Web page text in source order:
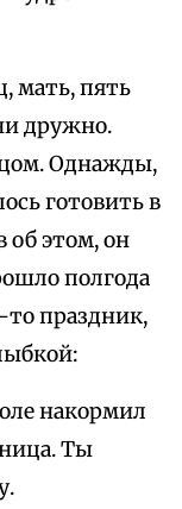
мать, пять
дружно.
Однажды,
готовить в
об этом, он
полгода
праздник,
накормил
Ты